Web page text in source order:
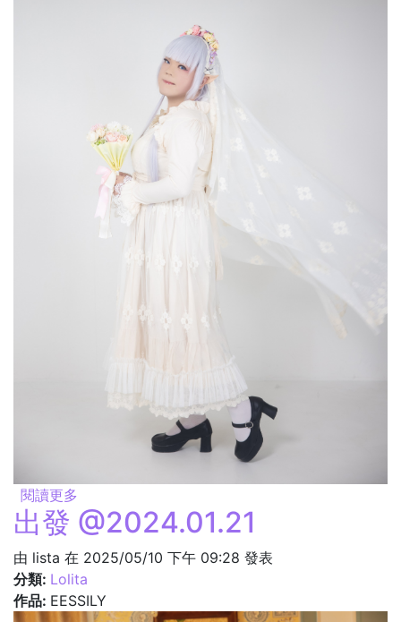
閱讀更多
出發 @2024.01.21
由 lista 在 2025/05/10 下午 09:28 發表
分類: Lolita
作品: EESSILY